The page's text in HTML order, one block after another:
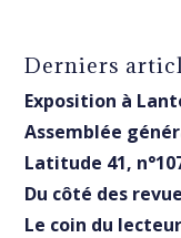
Derniers
Exposition à
Assemblée
Latitude 41,
Du côté des
Le coin du